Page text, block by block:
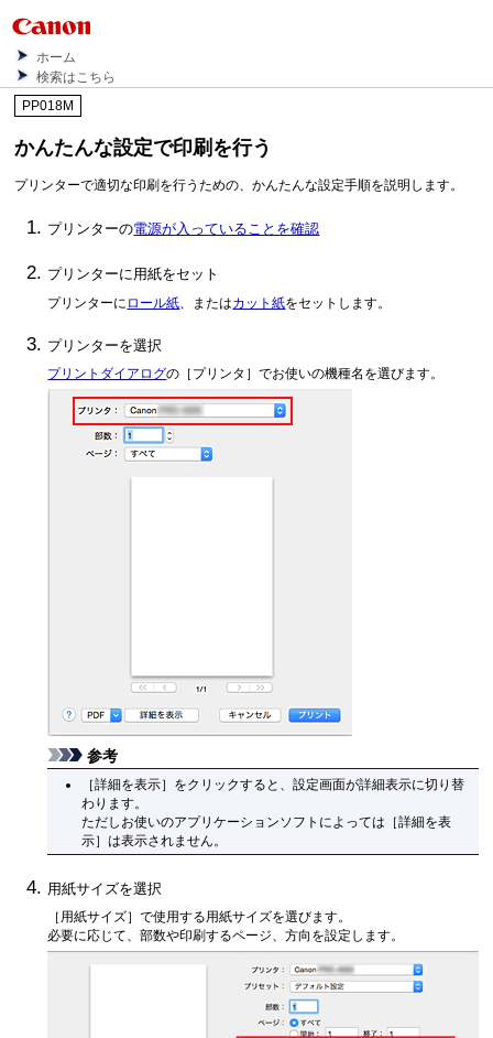
ホーム
検索はこちら
PP018M
かんたんな設定で印刷を行う
プリンターで適切な印刷を行うための、かんたんな設定手順を説明します。
プリンターの電源が入っていることを確認
プリンターに用紙をセット
プリンターに ロール紙 、またはカット紙をセットします。
プリンターを選択
プリントダイアログの ［プリンタ］でお使いの機種名を選びます。
参考
［詳細を表示］
をクリックすると、設定画面が詳細表示に切り替
わります。
ただしお使いのアプリケーションソフトによっては ［詳細を表
示］ は表示されません。
用紙サイズを選択
［用紙サイズ］で使用する用紙サイズを選びます。
必要に応じて、部数や印刷するページ、方向を設定します。